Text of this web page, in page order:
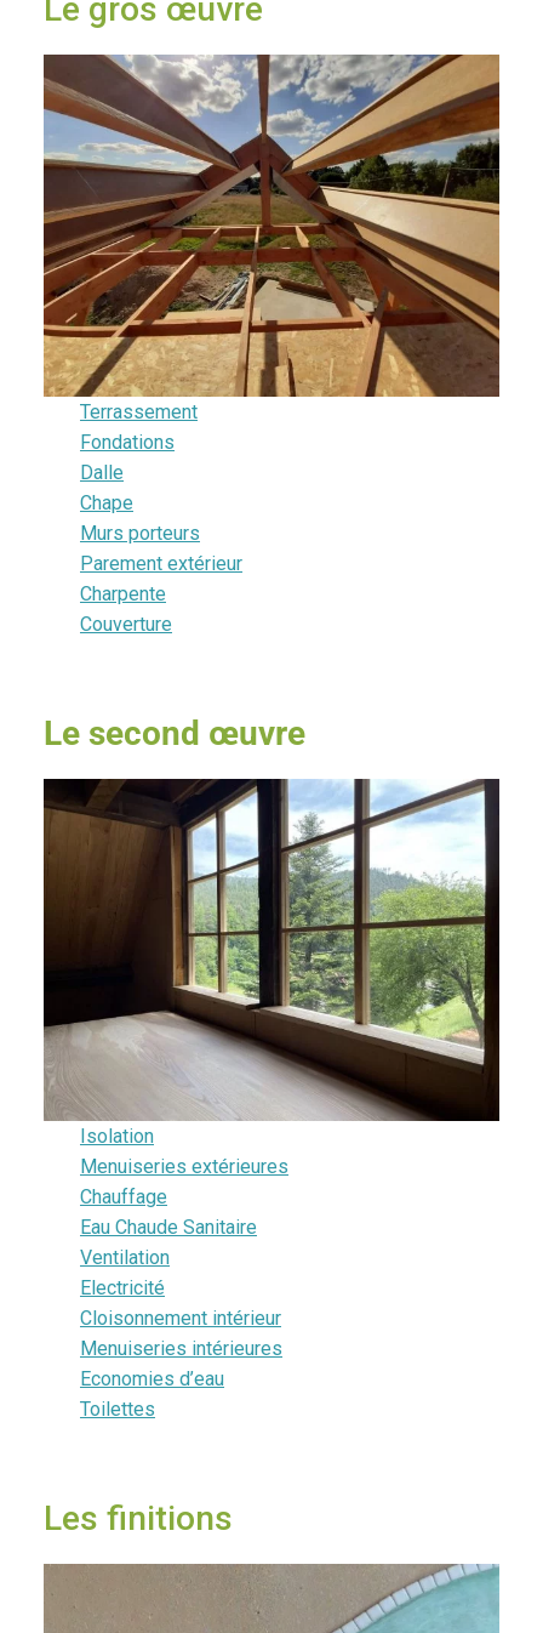
Le gros œuvre
Terrassement
Fondations
Dalle
Chape
Murs porteurs
Parement extérieur
Charpente
Couverture
Le second œuvre
Isolation
Menuiseries extérieures
Chauffage
Eau Chaude Sanitaire
Ventilation
Electricité
Cloisonnement intérieur
Menuiseries intérieures
Economies d’eau
Toilettes
Les finitions